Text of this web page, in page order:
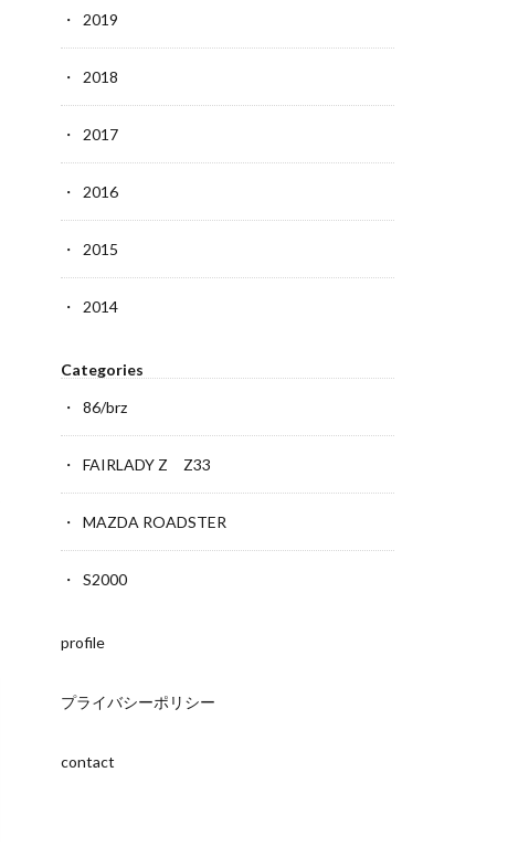
2019
2018
2017
2016
2015
2014
Categories
86/brz
FAIRLADY Z Z33
MAZDA ROADSTER
S2000
profile
プライバシーポリシー
contact